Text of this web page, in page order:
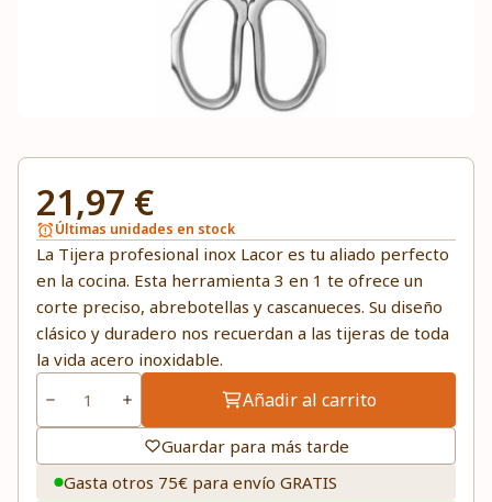
21,97 €
Últimas unidades en stock
La Tijera profesional inox Lacor es tu aliado perfecto
en la cocina. Esta herramienta 3 en 1 te ofrece un
corte preciso, abrebotellas y cascanueces. Su diseño
clásico y duradero nos recuerdan a las tijeras de toda
la vida acero inoxidable.
Añadir al carrito
Guardar para más tarde
Gasta otros 75€ para envío GRATIS